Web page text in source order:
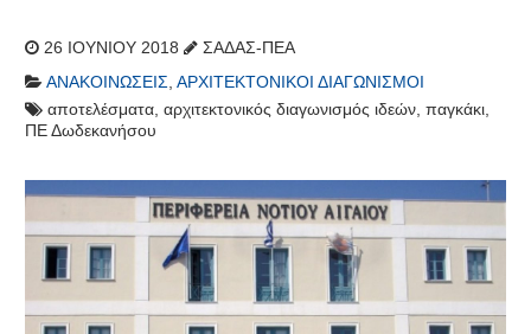
26 ΙΟΥΝΊΟΥ 2018
ΣΑΔΑΣ-ΠΕΑ
ΑΝΑΚΟΙΝΏΣΕΙΣ, ΑΡΧΙΤΕΚΤΟΝΙΚΟΊ ΔΙΑΓΩΝΙΣΜΟΊ
αποτελέσματα, αρχιτεκτονικός διαγωνισμός ιδεών, παγκάκι,
ΠΕ Δωδεκανήσου